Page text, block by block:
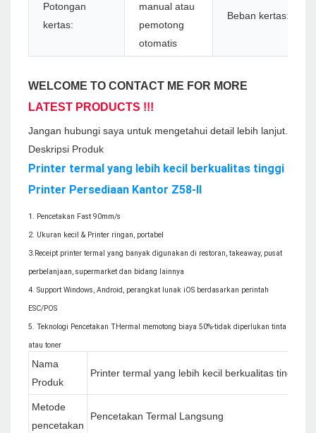
Potongan
kertas:
manual atau
pemotong
otomatis
Beban kertas:
WELCOME TO CONTACT ME FOR MORE
LATEST PRODUCTS !!!
Jangan hubungi saya untuk mengetahui detail lebih lanjut.
Deskripsi Produk
Printer termal yang lebih kecil berkualitas tinggi
Printer Persediaan Kantor Z58-II
1. Pencetakan Fast 90mm/s
2. Ukuran kecil & Printer ringan, portabel
3.Receipt printer termal yang banyak digunakan di restoran, takeaway, pusat
perbelanjaan, supermarket dan bidang lainnya
4. Support Windows, Android, perangkat lunak iOS berdasarkan perintah
ESC/POS
5. Teknologi Pencetakan THermal memotong biaya 50%-tidak diperlukan tinta
atau toner
Nama
Produk
Printer termal yang lebih kecil berkualitas tinggi
Metode
pencetakan
Pencetakan Termal Langsung